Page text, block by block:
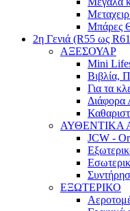
Μπάρες
2η Γενιά (R55 ως
ΑΞΕΣΟΥΑΡ
Mini
Βιβλία,
Για τα
Διάφορα
ΑΥΘΕΝΤΙΚΑ
JCW -
ΕΞΩΤΕΡΙΚΟ